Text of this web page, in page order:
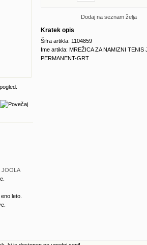
Dodaj na seznam želja
Kratek opis
Šifra artikla: 1104859
Ime artikla: MREŽICA ZA NAMIZNI TENIS
PERMANENT-GRT
JOOLA
leto.